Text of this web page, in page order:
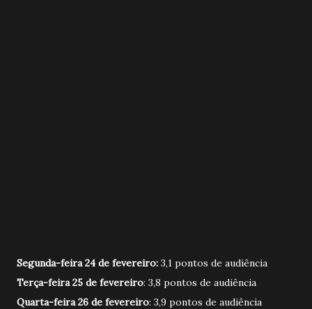
Segunda-feira 24 de fevereiro: 3,1 pontos de audiência
Terça-feira 25 de fevereiro: 3,8 pontos de audiência
Quarta-feira 26 de fevereiro: 3,9 pontos de audiência